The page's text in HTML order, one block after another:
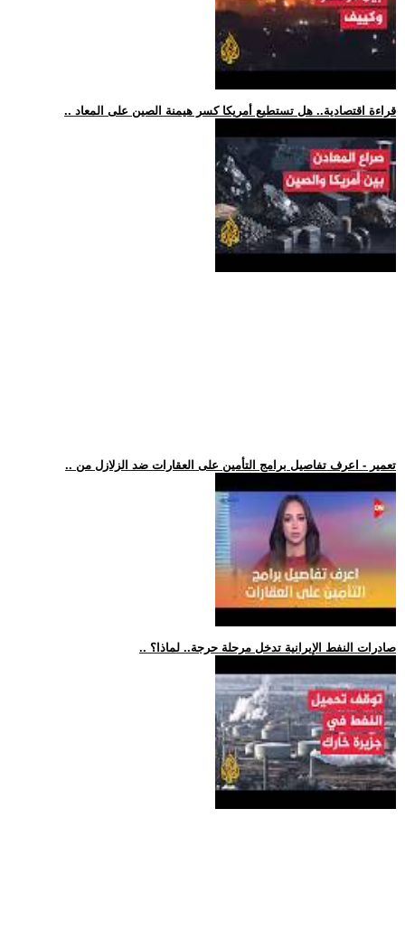
.. قراءة اقتصادية.. هل تستطيع أمريكا كسر هيمنة الصين على المعاد
.. تعمير - اعرف تفاصيل برامج التأمين على العقارات ضد الزلازل من
.. صادرات النفط الإيرانية تدخل مرحلة حرجة.. لماذا؟